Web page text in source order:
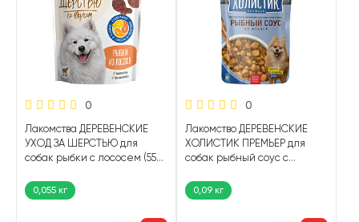
0
Лакомства ДЕРЕВЕНСКИЕ
УХОД ЗА ШЕРСТЬЮ для
собак рыбки с лососем (55
0,055 кг
0
Лакомство ДЕРЕВЕНСКИЕ
ХОЛИСТИК ПРЕМЬЕР для
собак рыбный соус с
0,09 кг